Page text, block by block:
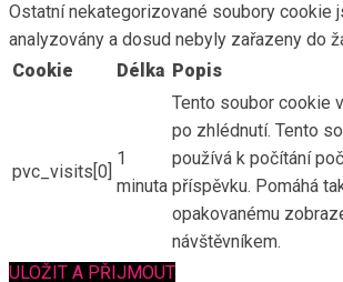
Ostatní nekategorizované soubory cookie
analyzovány a dosud nebyly zařazeny do
Cookie
Délka Popis
pvc_visits[0]
1
minuta
Tento soubor cookie
po zhlédnutí. Tento
používá k počítání
příspěvku. Pomáhá
opakovanému
návštěvníkem.
ULOŽIT A PŘIJMOUT